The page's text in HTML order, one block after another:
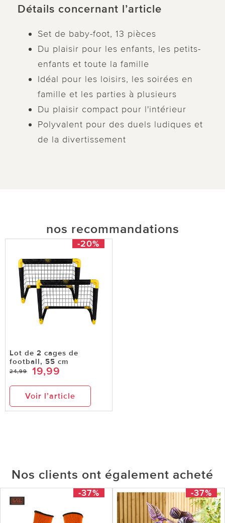
Détails concernant l’article
Set de baby-foot, 13 pièces
Du plaisir pour les enfants, les petits-
enfants et toute la famille
Idéal pour les loisirs, les soirées en
famille et les parties à plusieurs
Du plaisir compact pour l'intérieur
Polyvalent pour des duels ludiques et
de la divertissement
nos recommandations
-20%
Lot de 2 cages de
football, 55 cm
24,99 19,99
Voir l’article
Nos clients ont également acheté
-37% -37%